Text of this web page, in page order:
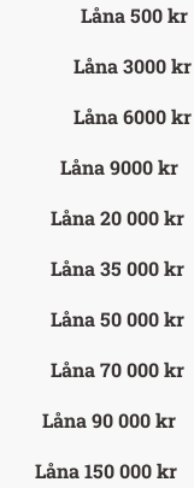
Låna 500 kr
Låna 3000 kr
Låna 6000 kr
Låna 9000 kr
Låna 20 000 kr
Låna 35 000 kr
Låna 50 000 kr
Låna 70 000 kr
Låna 90 000 kr
Låna 150 000 kr